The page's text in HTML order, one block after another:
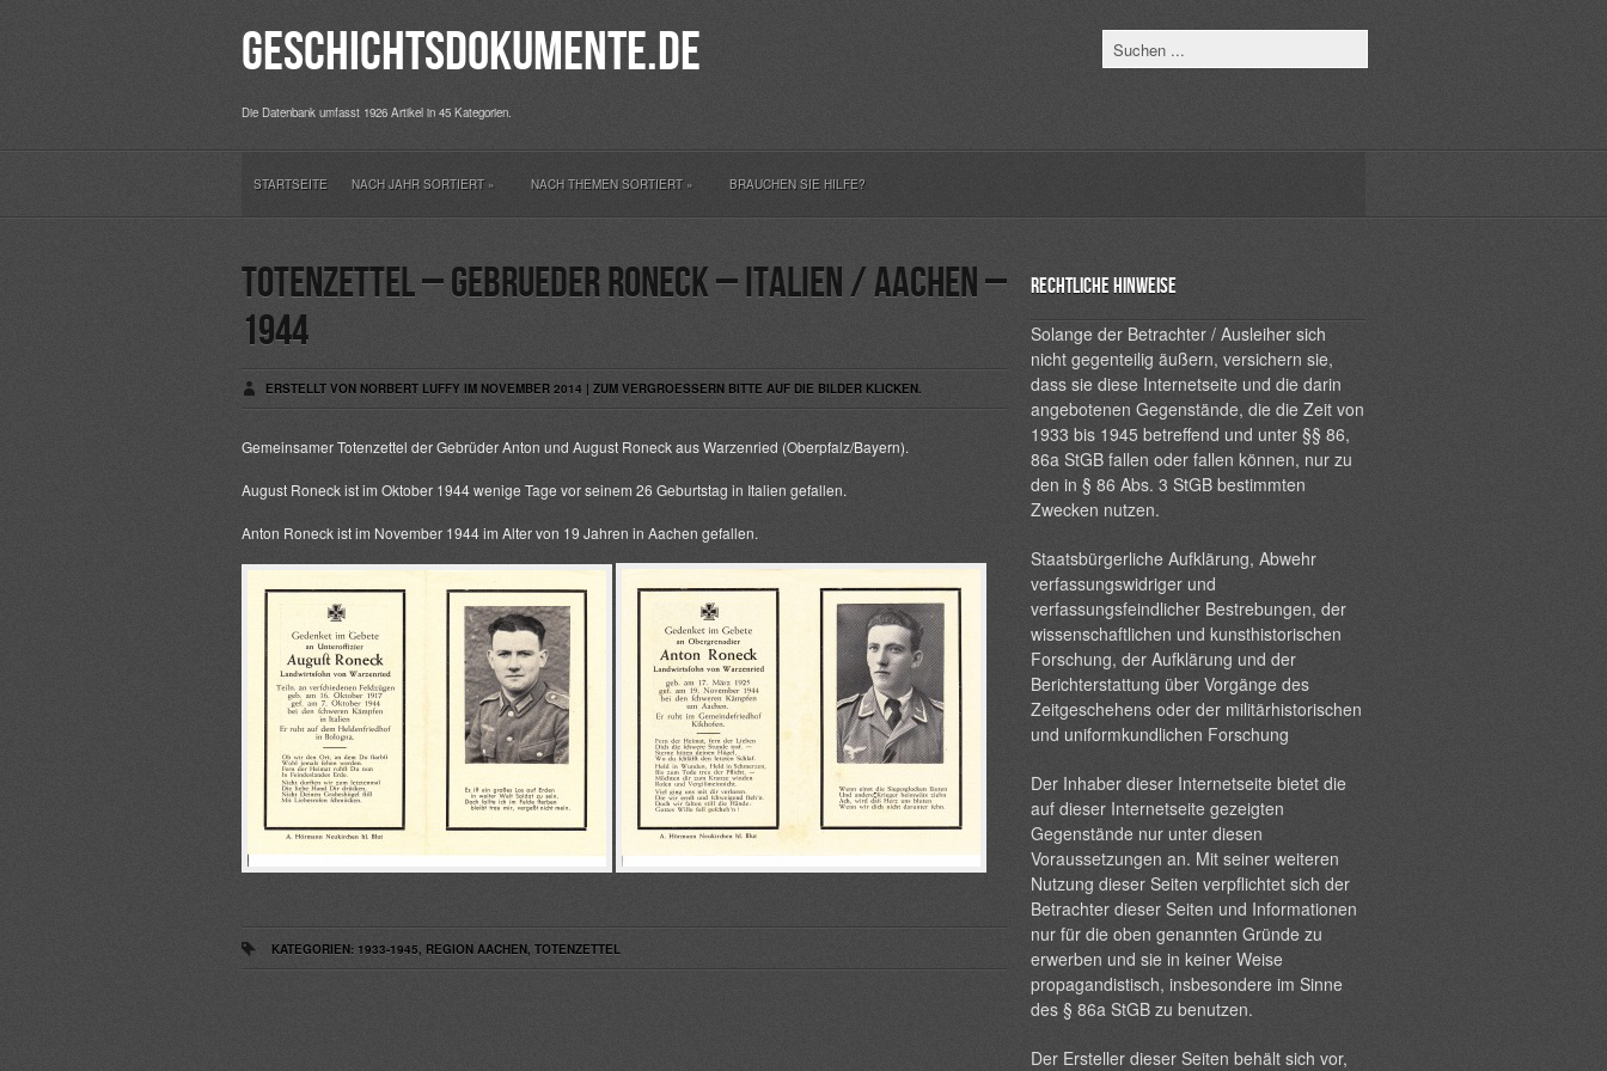
Geschichtsdokumente.de
Die Datenbank umfasst 1926 Artikel in 45 Kategorien.
STARTSEITE NACH JAHR SORTIERT» NACH THEMEN SORTIERT» BRAUCHEN SIE HILFE?
Totenzettel – Gebrueder Roneck – Italien / Aachen –
1944
ERSTELLT VON NORBERT LUFFY IM NOVEMBER 2014 | ZUM VERGROESSERN BITTE AUF DIE BILDER KLICKEN.
Gemeinsamer Totenzettel der Gebrüder Anton und August Roneck aus Warzenried (Oberpfalz/Bayern).
August Roneck ist im Oktober 1944 wenige Tage vor seinem 26 Geburtstag in Italien gefallen.
Anton Roneck ist im November 1944 im Alter von 19 Jahren in Aachen gefallen.
KATEGORIEN: 1933-1945, REGION AACHEN, TOTENZETTEL
Rechtliche Hinweise
Solange der Betrachter / Ausleiher sich
nicht gegenteilig äußern, versichern sie,
dass sie diese Internetseite und die darin
angebotenen Gegenstände, die die Zeit von
1933 bis 1945 betreffend und unter §§ 86,
86a StGB fallen oder fallen können, nur zu
den in § 86 Abs. 3 StGB bestimmten
Zwecken nutzen.
Staatsbürgerliche Aufklärung, Abwehr
verfassungswidriger und
verfassungsfeindlicher Bestrebungen, der
wissenschaftlichen und kunsthistorischen
Forschung, der Aufklärung und der
Berichterstattung über Vorgänge des
Zeitgeschehens oder der militärhistorischen
und uniformkundlichen Forschung
Der Inhaber dieser Internetseite bietet die
auf dieser Internetseite gezeigten
Gegenstände nur unter diesen
Voraussetzungen an. Mit seiner weiteren
Nutzung dieser Seiten verpflichtet sich der
Betrachter dieser Seiten und Informationen
nur für die oben genannten Gründe zu
erwerben und sie in keiner Weise
propagandistisch, insbesondere im Sinne
des § 86a StGB zu benutzen.
Der Ersteller dieser Seiten behält sich vor,